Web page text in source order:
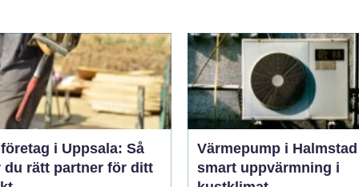
i Uppsala: Så
du rätt partner för ditt
Värmepump i
smart uppvärmning i